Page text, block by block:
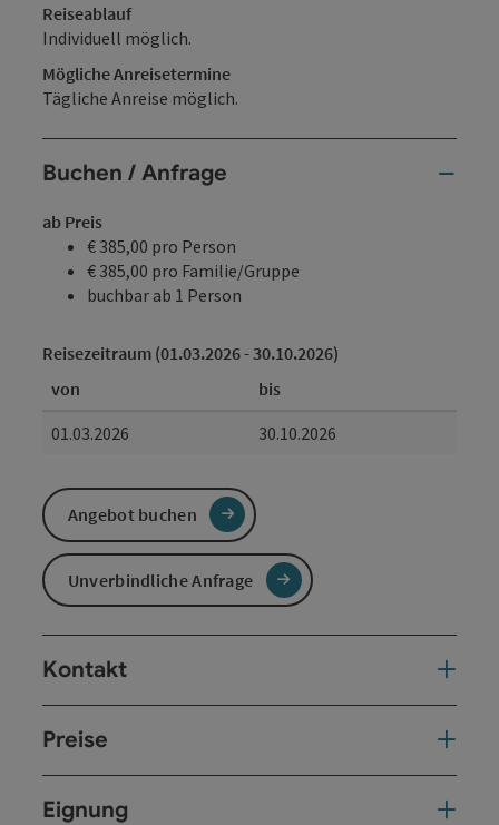
Reiseablauf
Individuell möglich.
Mögliche Anreisetermine
Tägliche Anreise möglich.
Buchen / Anfrage
ab Preis
€ 385,00 pro Person
€ 385,00 pro Familie/Gruppe
buchbar ab 1 Person
Reisezeitraum (01.03.2026 - 30.10.2026)
von
bis
01.03.2026
30.10.2026
Angebot buchen
Unverbindliche Anfrage
Kontakt
Preise
Eignung